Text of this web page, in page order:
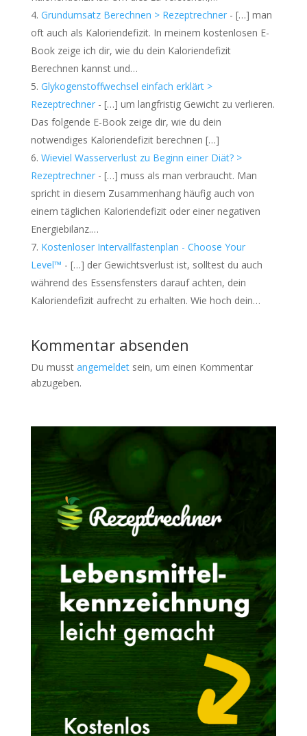
Grundumsatz Berechnen > Rezeptrechner- […] man
oft auch als Kaloriendefizit. In meinem kostenlosen E-
Book zeige ich dir, wie du dein Kaloriendefizit
Berechnen kannst und…
Glykogenstoffwechsel einfach erklärt >
Rezeptrechner- […] um langfristig Gewicht zu verlieren.
Das folgende E-Book zeige dir, wie du dein
notwendiges Kaloriendefizit berechnen […]
Wieviel Wasserverlust zu Beginn einer Diät? >
Rezeptrechner- […] muss als man verbraucht. Man
spricht in diesem Zusammenhang häufig auch von
einem täglichen Kaloriendefizit oder einer negativen
Energiebilanz.…
Kostenloser Intervallfastenplan - Choose Your
Level™ - […] der Gewichtsverlust ist, solltest du auch
während des Essensfensters darauf achten, dein
Kaloriendefizit aufrecht zu erhalten. Wie hoch dein…
Kommentar absenden
Du musst angemeldetsein, um einen Kommentar
abzugeben.